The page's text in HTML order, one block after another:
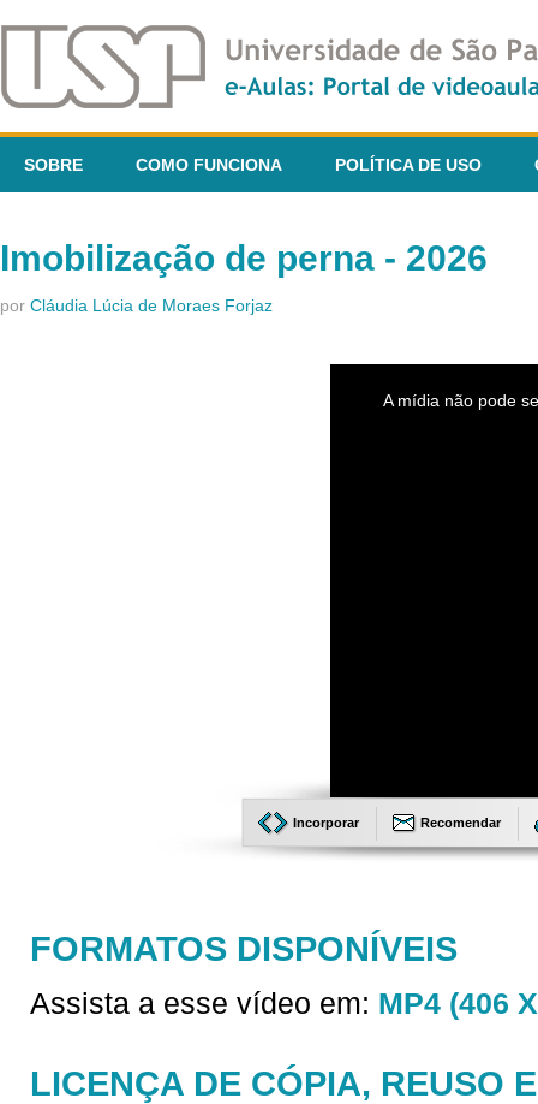
SOBRE COMO FUNCIONA POLÍTICA DE USO
Imobilização de perna - 2026
por Cláudia Lúcia de Moraes Forjaz
A mídia não pode
Incorporar Recomendar
FORMATOS DISPONÍVEIS
Assista a esse vídeo em: MP4 (406
LICENÇA DE CÓPIA, REUSO